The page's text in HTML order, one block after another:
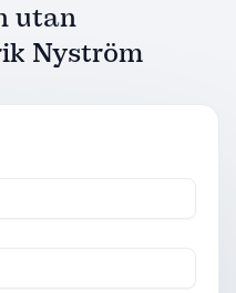
utan
Nyström